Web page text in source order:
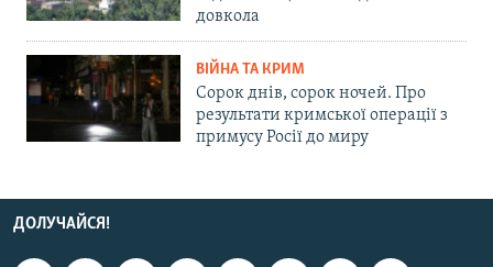
довкола
ВІЙНА ТА КРИМ
Сорок днів, сорок ночей. Про
результати кримської операції з
примусу Росії до миру
ДОЛУЧАЙСЯ!